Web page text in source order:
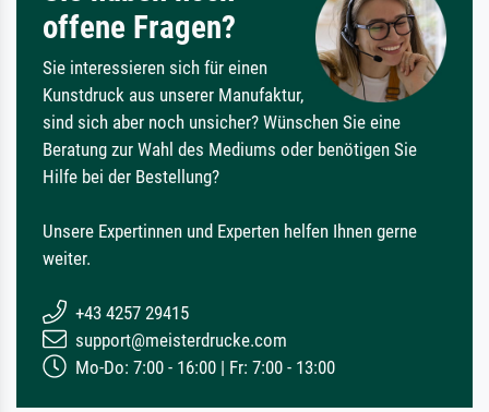
offene Fragen?
Sie interessieren sich für einen
Kunstdruck aus unserer Manufaktur,
sind sich aber noch unsicher? Wünschen Sie eine
Beratung zur Wahl des Mediums oder benötigen Sie
Hilfe bei der Bestellung?
Unsere Expertinnen und Experten helfen Ihnen gerne
weiter.
+43 4257 29415
support@meisterdrucke.com
Mo-Do: 7:00 - 16:00 | Fr: 7:00 - 13:00